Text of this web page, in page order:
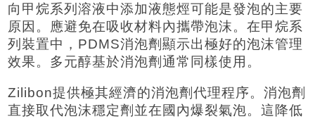
向甲烷系列溶液中添加液態烴可能是發泡的主要
原因。應避免在吸收材料內攜帶泡沫。在甲烷系
列裝置中，PDMS消泡劑顯示出極好的泡沫管理
效果。多元醇基於消泡劑通常同樣使用。
Zilibon提供極其經濟的消泡劑代理程序。消泡劑
直接取代泡沫穩定劑並在國內爆裂氣泡。這降低